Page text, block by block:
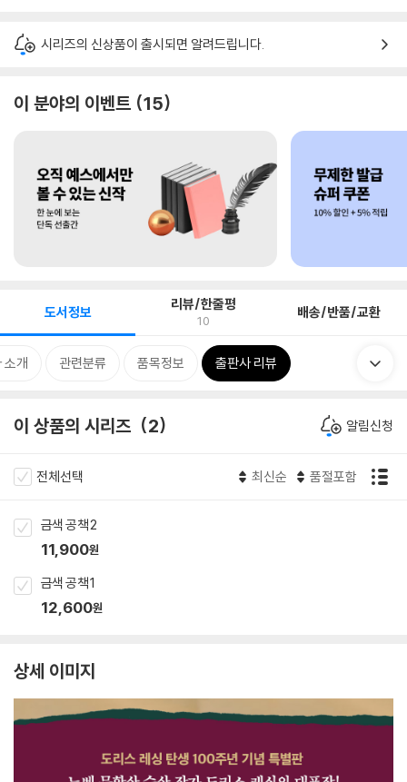
시리즈의 신상품이 출시되면 알려드립니다.
이 분야의 이벤트 15
도서정보 리뷰/한줄평
10 배송/반품/교환
소개 관련분류 품목정보 출판사 리뷰
이 상품의 시리즈 2 알림신청
전체선택 최신순 품절포함
금색 공책 2
11,900원
금색 공책 1
12,600원
상세 이미지